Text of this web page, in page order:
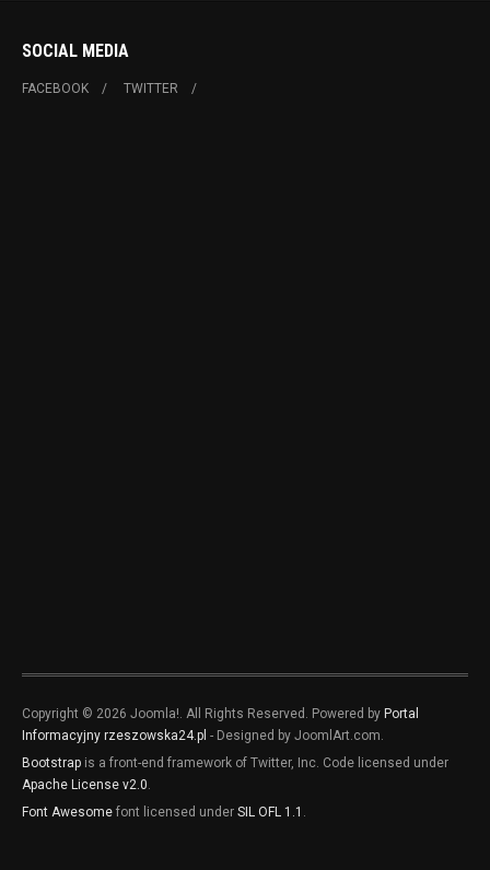
SOCIAL MEDIA
FACEBOOK TWITTER
Copyright © 2026 Joomla!. All Rights Reserved. Powered by Portal
Informacyjny rzeszowska24.pl - Designed by JoomlArt.com.
Bootstrap is a front-end framework of Twitter, Inc. Code licensed under
Apache License v2.0.
Font Awesome font licensed under SIL OFL 1.1 .